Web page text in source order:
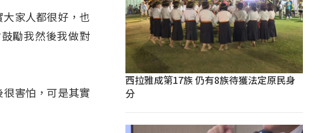
家人都很好，也
勵我然後我做對
害怕，可是其實
西拉雅成第17族 仍有8族待獲法定原民身
分